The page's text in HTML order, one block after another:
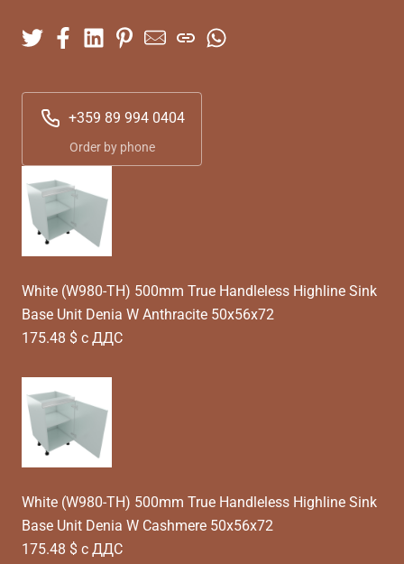
+359 89 994 0404
Order by phone
White (W980-TH) 500mm True Handleless Highline Sink
Base Unit Denia W Anthracite 50x56x72
175.48 $ с ДДС
White (W980-TH) 500mm True Handleless Highline Sink
Base Unit Denia W Cashmere 50x56x72
175.48 $ с ДДС